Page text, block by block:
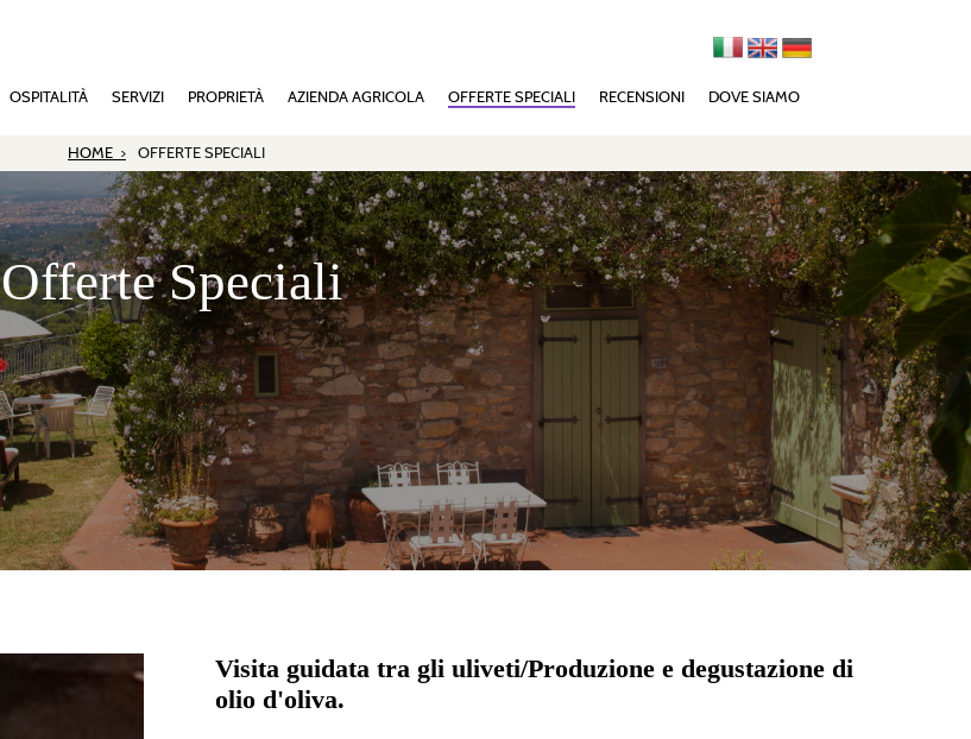
OSPITALITÀ SERVIZI PROPRIETÀ AZIENDA AGRICOLA OFFERTE SPECIALI RECENSIONI DOVE SIAMO
HOME > OFFERTE SPECIALI
Offerte Speciali
Visita guidata tra gli uliveti/Produzione e degustazione di
olio d'oliva.